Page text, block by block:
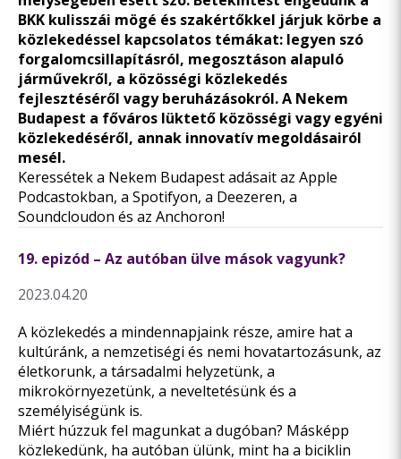
BKK kulisszái mögé és szakértőkkel járjuk körbe a
közlekedéssel kapcsolatos témákat: legyen szó
forgalomcsillapításról, megosztáson alapuló
járművekről, a közösségi közlekedés
fejlesztéséről vagy beruházásokról. A Nekem
Budapest a főváros lüktető közösségi vagy egyéni
közlekedéséről, annak innovatív megoldásairól
mesél.
Keressétek a Nekem Budapest adásait az Apple
Podcastokban, a Spotifyon, a Deezeren, a
Soundcloudon és az Anchoron!
19. epizód – Az autóban ülve mások vagyunk?
2023.04.20
A közlekedés a mindennapjaink része, amire hat a
kultúránk, a nemzetiségi és nemi hovatartozásunk, az
életkorunk, a társadalmi helyzetünk, a
mikrokörnyezetünk, a neveltetésünk és a
személyiségünk is.
Miért húzzuk fel magunkat a dugóban? Másképp
közlekedünk, ha autóban ülünk, mint ha a biciklin